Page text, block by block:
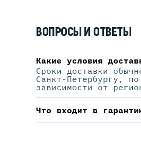
ВОПРОСЫ И ОТВЕТЫ
Какие условия
Сроки доставки
Санкт-Петербургу,
зависимости от
Что входит в